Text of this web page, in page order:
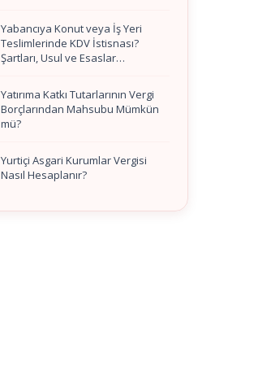
Yabancıya Konut veya İş Yeri
Teslimlerinde KDV İstisnası?
Şartları, Usul ve Esaslar…
Yatırıma Katkı Tutarlarının Vergi
Borçlarından Mahsubu Mümkün
mü?
Yurtiçi Asgari Kurumlar Vergisi
Nasıl Hesaplanır?